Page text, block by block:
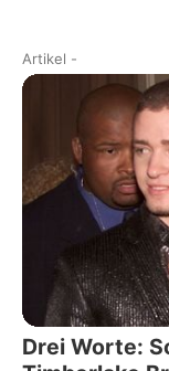
Artikel -
Drei Worte: